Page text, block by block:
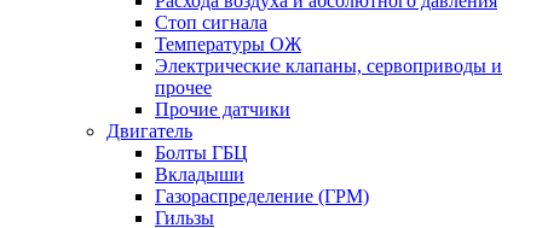
Стоп сигнала
Температуры ОЖ
Электрические клапаны, сервоприводы и
прочее
Прочие датчики
Двигатель
Болты ГБЦ
Вкладыши
Газораспределение (ГРМ)
Гильзы